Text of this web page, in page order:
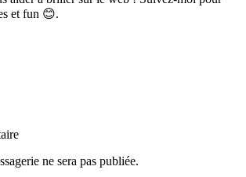
et fun 😊.
ne sera pas publiée.